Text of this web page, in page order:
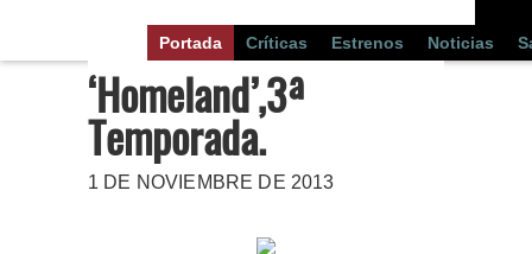
Portada Críticas Estrenos Noticias
‘Homeland’,3ª
Temporada.
1 DE NOVIEMBRE DE 2013